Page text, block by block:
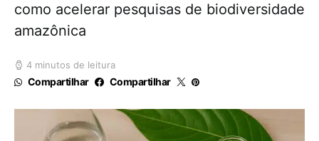
como acelerar pesquisas de biodiversidade
amazônica
4 minutos de leitura
Compartilhar Compartilhar